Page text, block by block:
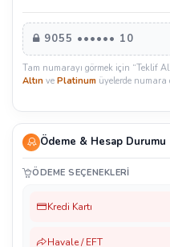
9055 •••••• 10
Tam numarayı görmek için “Teklif
Altın ve Platinum üyelerde
Ödeme & Hesap Durumu
ÖDEME SEÇENEKLERI
Kredi Kartı
Havale / EFT